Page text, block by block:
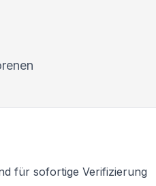
für sofortige Verifizierung